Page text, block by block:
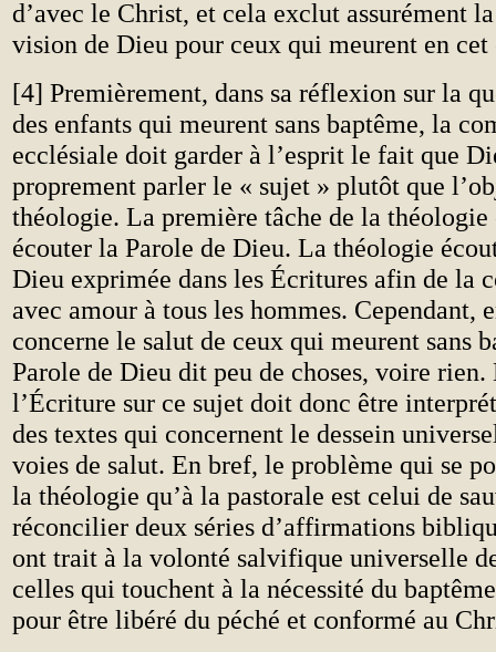
d’avec le Christ, et cela exclut assurément
vision de Dieu pour ceux qui meurent en cet
[4] Premièrement, dans sa réflexion sur la
des enfants qui meurent sans baptême, la
ecclésiale doit garder à l’esprit le fait que
proprement parler le « sujet » plutôt que
théologie. La première tâche de la théologie
écouter la Parole de Dieu. La théologie
Dieu exprimée dans les Écritures afin de la
avec amour à tous les hommes. Cependant,
concerne le salut de ceux qui meurent sans
Parole de Dieu dit peu de choses, voire
l’Écriture sur ce sujet doit donc être
des textes qui concernent le dessein
voies de salut. En bref, le problème qui se
la théologie qu’à la pastorale est celui de
réconcilier deux séries d’affirmations
ont trait à la volonté salvifique universelle
celles qui touchent à la nécessité du
pour être libéré du péché et conformé au